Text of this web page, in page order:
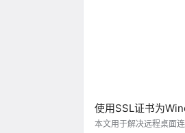
使用SSL证书为
Server）远程桌面
本文用于解决远程桌面